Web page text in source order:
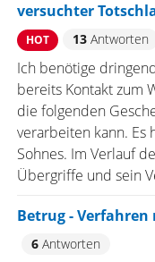
versuchter
HOT 13Antworten
Ich benötige
bereits Kontakt zum
die folgenden
verarbeiten kann. Es
Sohnes. Im Verlauf
Übergriffe und sein
Betrug - Verfahren
6Antworten